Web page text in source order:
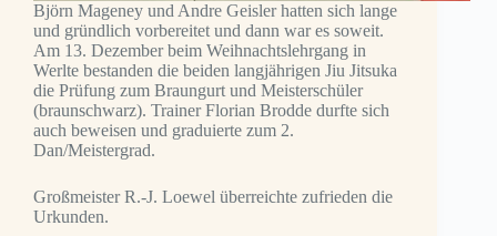
Björn Mageney und Andre Geisler hatten sich lange
und gründlich vorbereitet und dann war es soweit.
Am 13. Dezember beim Weihnachtslehrgang in
Werlte bestanden die beiden langjährigen Jiu Jitsuka
die Prüfung zum Braungurt und Meisterschüler
(braunschwarz). Trainer Florian Brodde durfte sich
auch beweisen und graduierte zum 2.
Dan/Meistergrad.
Großmeister R.-J. Loewel überreichte zufrieden die
Urkunden.